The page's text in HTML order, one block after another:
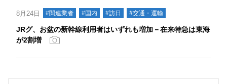
8月24日 #関連業者 #国内 #訪日 #交通・運輸
JRグ、お盆の新幹線利用者はいずれも増加－在来特急は東海
が2割増